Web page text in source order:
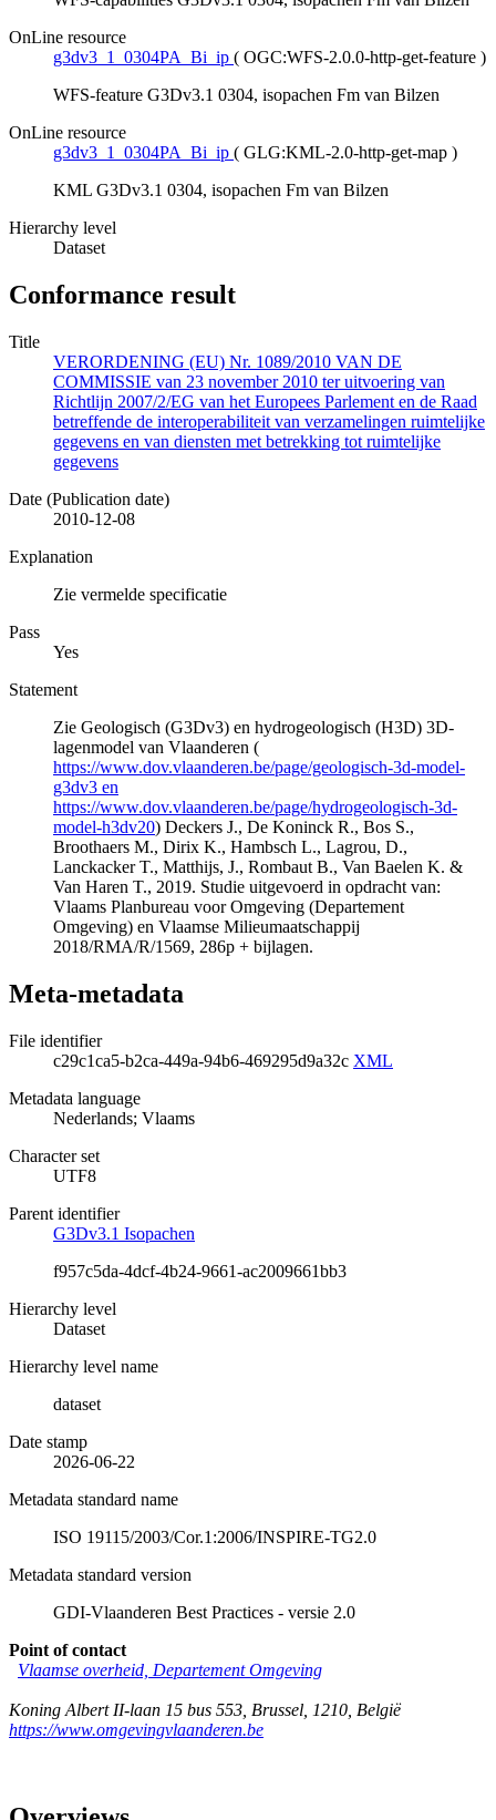
OnLine resource
g3dv3_1_0304PA_Bi_ip ( OGC:WFS-2.0.0-http-get-feature )
WFS-feature G3Dv3.1 0304, isopachen Fm van Bilzen
OnLine resource
g3dv3_1_0304PA_Bi_ip ( GLG:KML-2.0-http-get-map )
KML G3Dv3.1 0304, isopachen Fm van Bilzen
Hierarchy level
Dataset
Conformance result
Title
VERORDENING (EU) Nr. 1089/2010 VAN DE
COMMISSIE van 23 november 2010 ter uitvoering van
Richtlijn 2007/2/EG van het Europees Parlement en de Raad
betreffende de interoperabiliteit van verzamelingen ruimtelijke
gegevens en van diensten met betrekking tot ruimtelijke
gegevens
Date (Publication date)
2010-12-08
Explanation
Zie vermelde specificatie
Pass
Yes
Statement
Zie Geologisch (G3Dv3) en hydrogeologisch (H3D) 3D-
lagenmodel van Vlaanderen (
https://www.dov.vlaanderen.be/page/geologisch-3d-model-
g3dv3 en
https://www.dov.vlaanderen.be/page/hydrogeologisch-3d-
model-h3dv20) Deckers J., De Koninck R., Bos S.,
Broothaers M., Dirix K., Hambsch L., Lagrou, D.,
Lanckacker T., Matthijs, J., Rombaut B., Van Baelen K. &
Van Haren T., 2019. Studie uitgevoerd in opdracht van:
Vlaams Planbureau voor Omgeving (Departement
Omgeving) en Vlaamse Milieumaatschappij
2018/RMA/R/1569, 286p + bijlagen.
Meta-metadata
File identifier
c29c1ca5-b2ca-449a-94b6-469295d9a32c XML
Metadata language
Nederlands; Vlaams
Character set
UTF8
Parent identifier
G3Dv3.1 Isopachen
f957c5da-4dcf-4b24-9661-ac2009661bb3
Hierarchy level
Dataset
Hierarchy level name
dataset
Date stamp
2026-06-22
Metadata standard name
ISO 19115/2003/Cor.1:2006/INSPIRE-TG2.0
Metadata standard version
GDI-Vlaanderen Best Practices - versie 2.0
Point of contact
Vlaamse overheid, Departement Omgeving
Koning Albert II-laan 15 bus 553 Brussel 1210 België
https://www.omgevingvlaanderen.be